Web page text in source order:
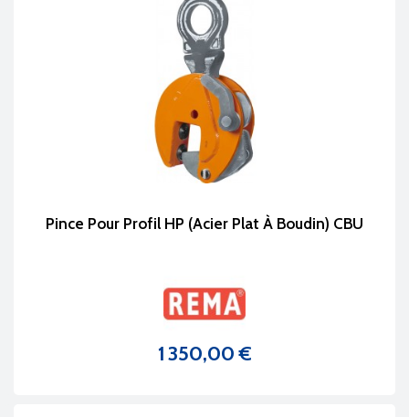
Pince Pour Profil HP (acier Plat À Boudin) CBU
Prix
1 350,00 €